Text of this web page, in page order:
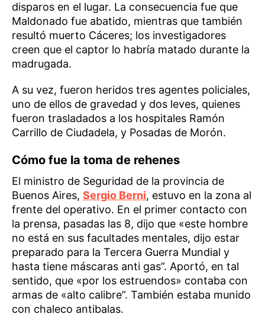
disparos en el lugar. La consecuencia fue que
Maldonado fue abatido, mientras que también
resultó muerto Cáceres; los investigadores
creen que el captor lo habría matado durante la
madrugada.
A su vez, fueron heridos tres agentes policiales,
uno de ellos de gravedad y dos leves, quienes
fueron trasladados a los hospitales Ramón
Carrillo de Ciudadela, y Posadas de Morón.
Cómo fue la toma de rehenes
El ministro de Seguridad de la provincia de
Buenos Aires, Sergio Berni, estuvo en la zona al
frente del operativo. En el primer contacto con
la prensa, pasadas las 8, dijo que «este hombre
no está en sus facultades mentales, dijo estar
preparado para la Tercera Guerra Mundial y
hasta tiene máscaras anti gas”. Aportó, en tal
sentido, que «por los estruendos» contaba con
armas de «alto calibre”. También estaba munido
con chaleco antibalas.